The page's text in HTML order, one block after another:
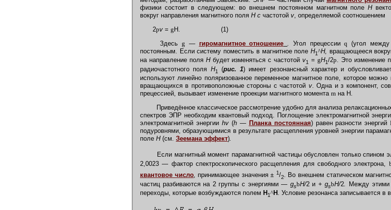
физики состоит в следующем: во внешнем постоянном магнитном полеН
вокруг направления магнитного поля Н с частотой v , определяемой соотношением
2pv = gН. (1)
Здесьg — гиромагнитное отношение Угол прецессииq (угол
постоянным. Если систему поместить в магнитное поле H1^H, вращающееся
на направление поля Нбудет изменяться с частотойv1 = gH1/2p. Это изменение
радиочастотного поля H1 (рис. 1) имеет резонансный характер и
используют линейно поляризованное переменное магнитное поле, которое
вращающихся в противоположные стороны с частотой v. Одна и з компонент,
прецессией, вызывает изменение проекции магнитного момента m на Н.
Приведённое классическое рассмотрение удобно для анализа
спектров ЭПР необходим квантовый подход. Поглощение электромагнитной
электромагнитной энергии hv (h — Планка постоянная) равен разности энергий
подуровнями, образующимися в результате расщепления уровней энергии
поле Н (см. Зеемана эффект).
Если магнитный момент парамагнитной частицы обусловлен только спином
2,0023 — фактор спектроскопического расщепления для свободного электрона,
квантовое число, принимающее значения± 1/2. Во внешнем статическом
частиц разбиваются на 2 группы с энергиями — gsbH/2 и +gsbH/2
Между этими
переходы, которые возбуждаются полем H 1^H . Условие резонанса записывается в